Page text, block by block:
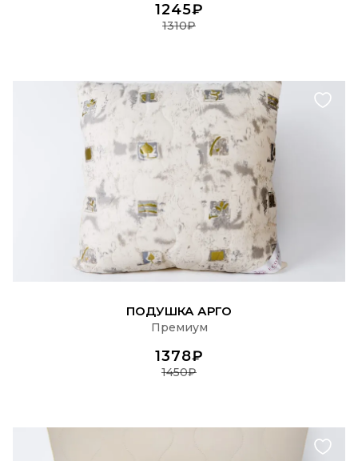
1245₽
1310₽
ПОДРОБНЕЕ
ПОДУШКА АРГО
Премиум
1378₽
1450₽